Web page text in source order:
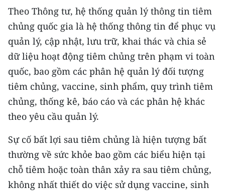
54 DÂN TỘC VIỆT NAM
CHƯƠNG TRÌNH OCOP - MỖI XÃ
MỘT SẢN PHẨM
RADIO
MEDIA CENTER
E-Magazine
Video
Media Chính trị
Theo Thông tư, hệ thống quản lý thông tin tiêm
chủng quốc gia là hệ thống thông tin để phục vụ
quản lý, cập nhật, lưu trữ, khai thác và chia sẻ
dữ liệu hoạt động tiêm chủng trên phạm vi toàn
quốc, bao gồm các phân hệ quản lý đối tượng
tiêm chủng, vaccine, sinh phẩm, quy trình tiêm
chủng, thống kê, báo cáo và các phân hệ khác
theo yêu cầu quản lý.
Sự cố bất lợi sau tiêm chủng là hiện tượng bất
thường về sức khỏe bao gồm các biểu hiện tại
chỗ tiêm hoặc toàn thân xảy ra sau tiêm chủng,
không nhất thiết do việc sử dụng vaccine, sinh